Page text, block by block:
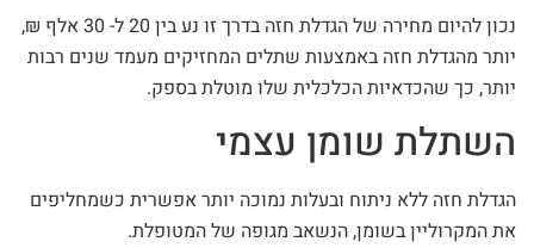
נכון להיום מחירה של הגדלת חזה בדרך זו נע בין 20 ל- 30 אלף ₪,
יותר מהגדלת חזה באמצעות שתלים המחזיקים מעמד שנים רבות
יותר, כך שהכדאיות הכלכלית שלו מוטלת בספק.
השתלת שומן עצמי
הגדלת חזה ללא ניתוח ובעלות נמוכה יותר אפשרית כשמחליפים
את המקרוליין בשומן, הנשאב מגופה של המטופלת.